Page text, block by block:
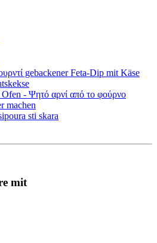
gebackener Feta-Dip mit Käse
- Ψητό αρνί από το φούρνο
machen
sti skara
mit